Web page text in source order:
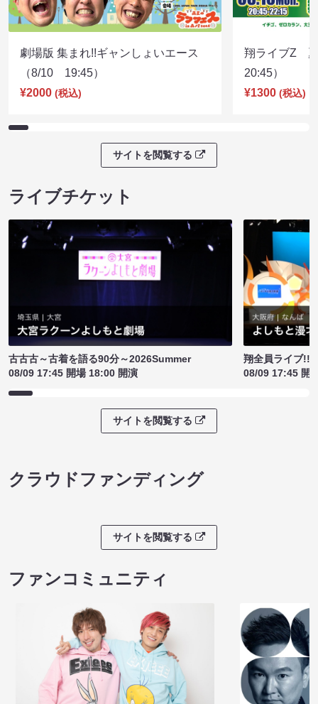
劇場版 集まれ!!ギャンしょいエース
（8/10 19:45）
¥2000 (税込)
翔ライブZ
20:45）
¥1300 (税込)
サイトを閲覧する
ライブチケット
古古古～古着を語る90分～2026Summer
08/09 17:45 開場 18:00 開演
翔全員ライブ!!!
08/09 17:45 開
サイトを閲覧する
クラウドファンディング
サイトを閲覧する
ファンコミュニティ